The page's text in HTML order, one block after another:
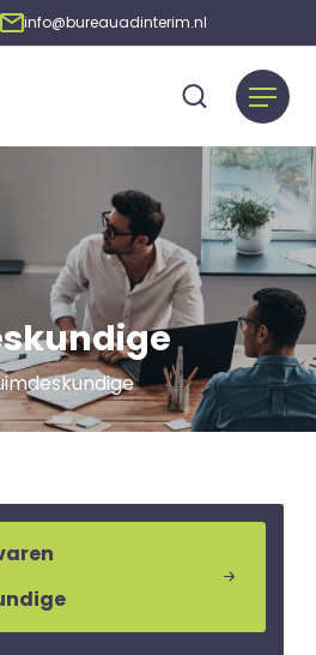
info@bureauadinterim.nl